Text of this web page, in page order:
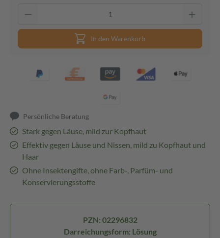
In den Warenkorb
Persönliche Beratung
Stark gegen Läuse, mild zur Kopfhaut
Effektiv gegen Läuse und Nissen, mild zu Kopfhaut und
Haar
Ohne Insektengifte, ohne Farb-, Parfüm- und
Konservierungsstoffe
PZN: 02296832
Darreichungsform: Lösung